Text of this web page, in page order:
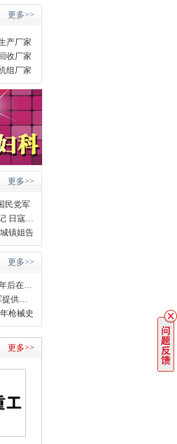
更多>>
产厂家
收厂家
组厂家
更多>>
民党军
石家庄发现侵华日军作战笔记 日寇使用毒气弹被明确记录
镇姐告
更多>>
进行“百人斩”比赛的日寇 11年后在南京被枪决！
侵华日军731部队头目向美军提供的笔供首次公开
枪械史
更多>>